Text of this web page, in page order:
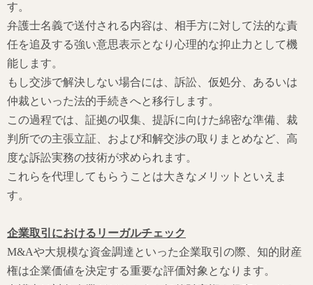
す。
弁護士名義で送付される内容は、相手方に対して法的な責
任を追及する強い意思表示となり心理的な抑止力として機
能します。
もし交渉で解決しない場合には、訴訟、仮処分、あるいは
仲裁といった法的手続きへと移行します。
この過程では、証拠の収集、提訴に向けた綿密な準備、裁
判所での主張立証、および和解交渉の取りまとめなど、高
度な訴訟実務の技術が求められます。
これらを代理してもらうことは大きなメリットといえま
す。
企業取引におけるリーガルチェック
M&Aや大規模な資金調達といった企業取引の際、知的財産
権は企業価値を決定する重要な評価対象となります。